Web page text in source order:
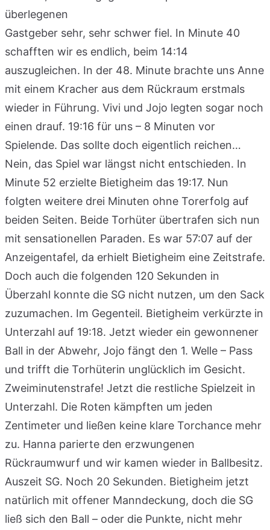
überlegenen
Gastgeber sehr, sehr schwer fiel. In Minute 40
schafften wir es endlich, beim 14:14
auszugleichen. In der 48. Minute brachte uns Anne
mit einem Kracher aus dem Rückraum erstmals
wieder in Führung. Vivi und Jojo legten sogar noch
einen drauf. 19:16 für uns – 8 Minuten vor
Spielende. Das sollte doch eigentlich reichen…
Nein, das Spiel war längst nicht entschieden. In
Minute 52 erzielte Bietigheim das 19:17. Nun
folgten weitere drei Minuten ohne Torerfolg auf
beiden Seiten. Beide Torhüter übertrafen sich nun
mit sensationellen Paraden. Es war 57:07 auf der
Anzeigentafel, da erhielt Bietigheim eine Zeitstrafe.
Doch auch die folgenden 120 Sekunden in
Überzahl konnte die SG nicht nutzen, um den Sack
zuzumachen. Im Gegenteil. Bietigheim verkürzte in
Unterzahl auf 19:18. Jetzt wieder ein gewonnener
Ball in der Abwehr, Jojo fängt den 1. Welle – Pass
und trifft die Torhüterin unglücklich im Gesicht.
Zweiminutenstrafe! Jetzt die restliche Spielzeit in
Unterzahl. Die Roten kämpften um jeden
Zentimeter und ließen keine klare Torchance mehr
zu. Hanna parierte den erzwungenen
Rückraumwurf und wir kamen wieder in Ballbesitz.
Auszeit SG. Noch 20 Sekunden. Bietigheim jetzt
natürlich mit offener Manndeckung, doch die SG
ließ sich den Ball – oder die Punkte, nicht mehr